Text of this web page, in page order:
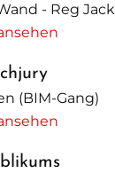
- Reg
(BIM-Gang)